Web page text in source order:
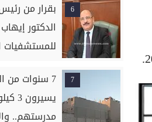
6
بقرار من
الدكتور
للمستشفيات
7
7 سنوات من
مدرستهم..